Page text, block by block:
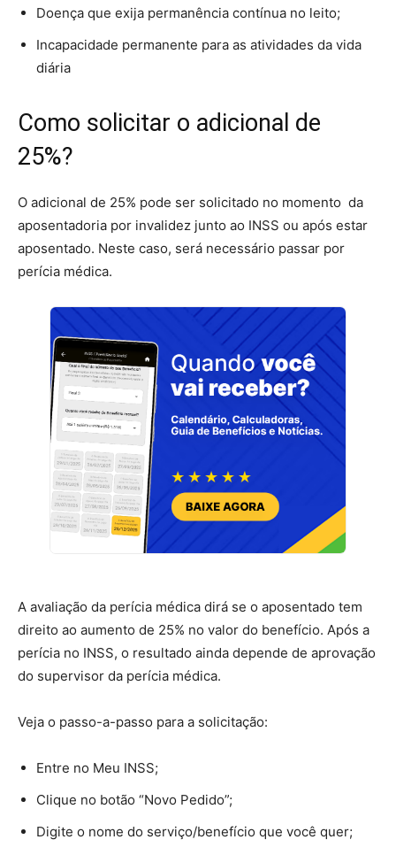
Doença que exija permanência contínua no leito;
Incapacidade permanente para as atividades da vida
diária
Como solicitar o adicional de
25%?
O adicional de 25% pode ser solicitado no momento da
aposentadoria por invalidez junto ao INSS ou após estar
aposentado. Neste caso, será necessário passar por
perícia médica.
A avaliação da perícia médica dirá se o aposentado tem
direito ao aumento de 25% no valor do benefício. Após a
perícia no INSS, o resultado ainda depende de aprovação
do supervisor da perícia médica.
Veja o passo-a-passo para a solicitação:
Entre no Meu INSS;
Clique no botão “Novo Pedido”;
Digite o nome do serviço/benefício que você quer;